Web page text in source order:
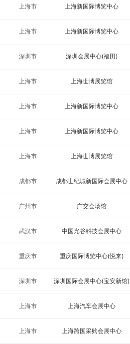
上海市 上海新国际博览中心
上海市 上海新国际博览中心
深圳市 深圳会展中心(福田)
上海市 上海世博展览馆
上海市 上海新国际博览中心
上海市 上海新国际博览中心
上海市 上海世博展览馆
成都市 成都世纪城新国际会展中心
广州市 广交会场馆
武汉市 中国光谷科技会展中心
重庆市 重庆国际博览中心(悦来)
深圳市 深圳国际会展中心(宝安新馆)
上海市 上海汽车会展中心
上海市 上海跨国采购会展中心